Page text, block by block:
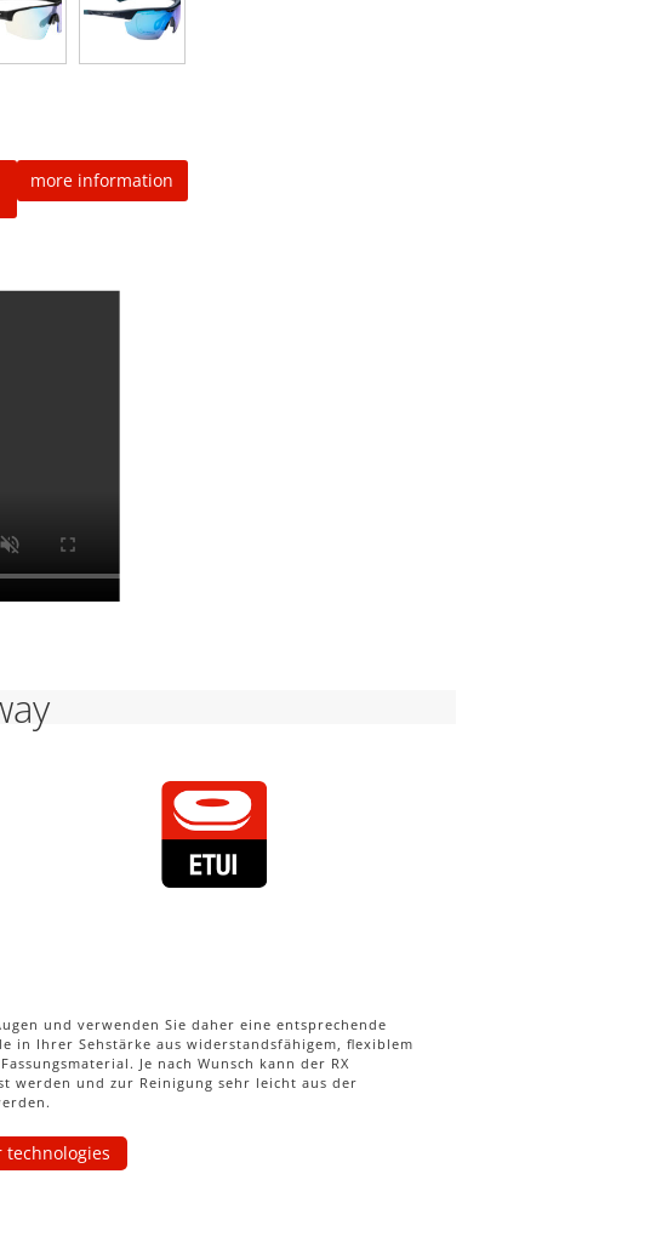
more information
und verwenden Sie daher eine entsprechende
in Ihrer Sehstärke aus widerstandsfähigem, ﬂexiblem
Je nach Wunsch kann der RX
werden und zur Reinigung sehr leicht aus der
technologies